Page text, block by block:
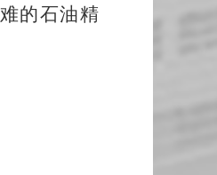
的石油精